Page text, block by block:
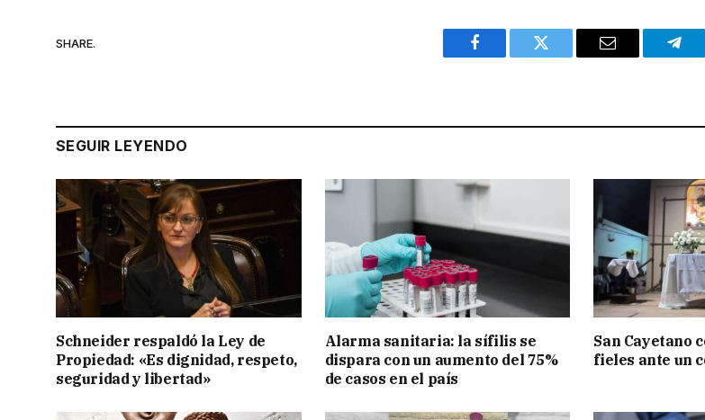
SHARE.
Facebook Twitter Email
SEGUIR LEYENDO
Schneider respaldó la Ley de
Propiedad: «Es dignidad, respeto,
seguridad y libertad»
Alarma sanitaria: la sífilis se
dispara con un aumento del 75%
de casos en el país
San Cayetano
fieles ante un